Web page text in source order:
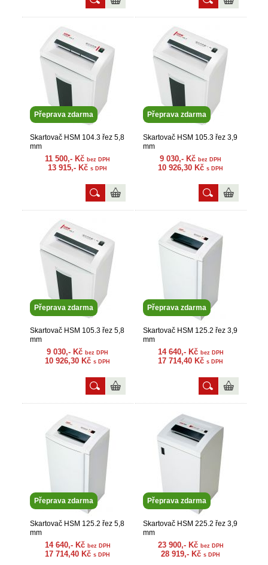
Přeprava zdarma
Skartovač HSM 104.3 řez 5,8
mm
11 500,- Kč bez DPH
13 915,- Kč s DPH
Přeprava zdarma
Skartovač HSM 105.3 řez 3,9
mm
9 030,- Kč bez DPH
10 926,30 Kč s DPH
Přeprava zdarma
Skartovač HSM 105.3 řez 5,8
mm
9 030,- Kč bez DPH
10 926,30 Kč s DPH
Přeprava zdarma
Skartovač HSM 125.2 řez 3,9
mm
14 640,- Kč bez DPH
17 714,40 Kč s DPH
Přeprava zdarma
Skartovač HSM 125.2 řez 5,8
mm
14 640,- Kč bez DPH
17 714,40 Kč s DPH
Přeprava zdarma
Skartovač HSM 225.2 řez 3,9
mm
23 900,- Kč bez DPH
28 919,- Kč s DPH